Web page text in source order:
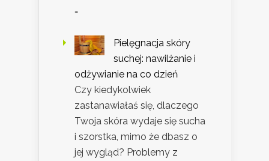
…
Pielęgnacja skóry
suchej: nawilżanie i
odżywianie na co dzień
Czy kiedykolwiek
zastanawiałaś się, dlaczego
Twoja skóra wydaje się sucha
i szorstka, mimo że dbasz o
jej wygląd? Problemy z